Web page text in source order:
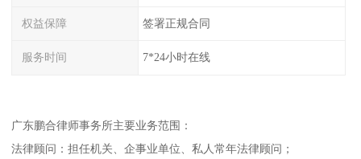
权益保障 签署正规合同
服务时间 7*24小时在线
广东鹏合律师事务所主要业务范围：
法律顾问：担任机关、企事业单位、私人常年法律顾问；